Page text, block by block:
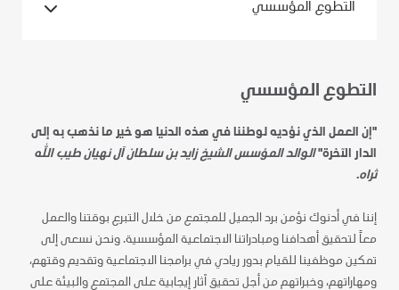
التطوع المؤسسي
"إن العمل الذي نؤديه لوطننا في هذه الدنيا هو خير ما نذهب به إلى
الدار الآخرة"الوالد المؤسس الشيخ زايد بن سلطان آل نهيان طيب الله
ثراه.
إننا في أدنوك نؤمن برد الجميل للمجتمع من خلال التبرع بوقتنا والعمل
معاً لتحقيق أهدافنا ومبادراتنا الاجتماعية المؤسسية. ونحن نسعى إلى
تمكين موظفينا للقيام بدور ريادي في برامجنا الاجتماعية وتقديم وقتهم،
ومهاراتهم، وخبراتهم من أجل تحقيق آثار إيجابية على المجتمع والبيئة على
التطوع المؤسسي